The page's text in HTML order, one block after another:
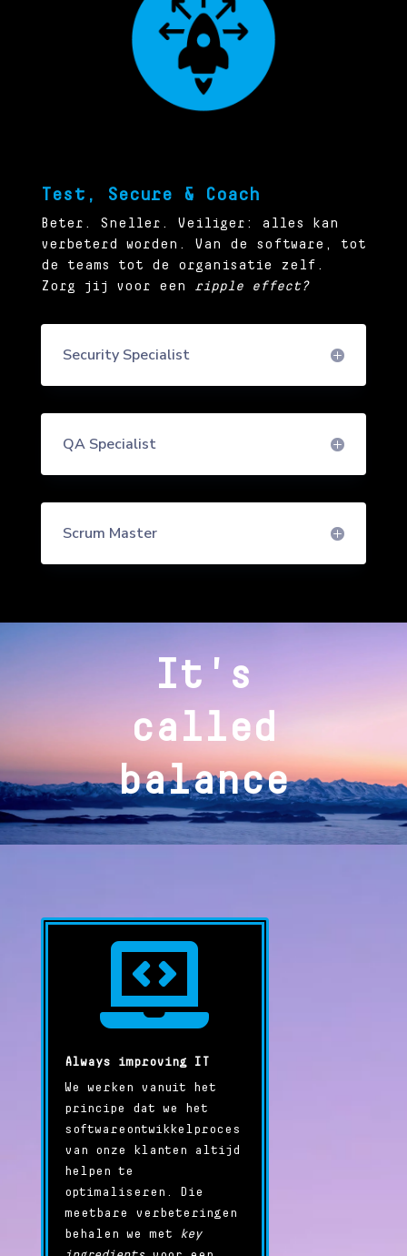
Test, Secure & Coach
Beter. Sneller. Veiliger: alles kan
verbeterd worden. Van de software, tot
de teams tot de organisatie zelf.
Zorg jij voor een
ripple effect?
Security Specialist
QA Specialist
Scrum Master
It's
called
balance

Always improving IT
We werken vanuit het
principe dat we het
softwareontwikkelproces
van onze klanten altijd
helpen te
optimaliseren. Die
meetbare verbeteringen
behalen we met
key